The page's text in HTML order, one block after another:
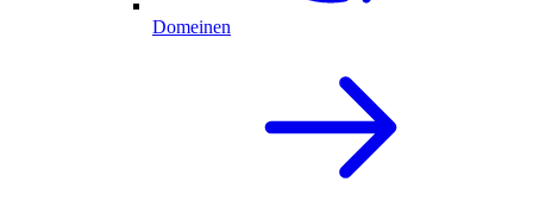
Domeinen